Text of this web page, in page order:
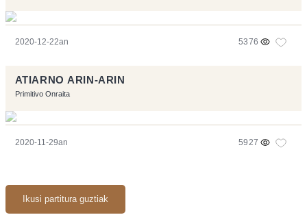
2020-12-22an 5376
ATIARNO ARIN-ARIN
Primitivo Onraita
2020-11-29an 5927
Ikusi partitura guztiak